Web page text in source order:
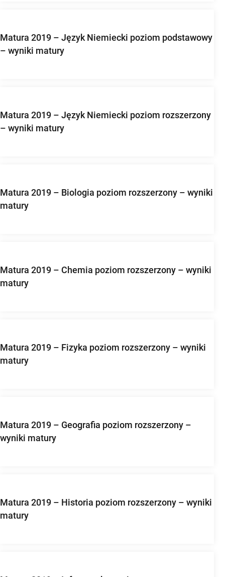
Matura 2019 – Język Niemiecki poziom podstawowy
– wyniki matury
Matura 2019 – Język Niemiecki poziom rozszerzony
– wyniki matury
Matura 2019 – Biologia poziom rozszerzony – wyniki
matury
Matura 2019 – Chemia poziom rozszerzony – wyniki
matury
Matura 2019 – Fizyka poziom rozszerzony – wyniki
matury
Matura 2019 – Geografia poziom rozszerzony –
wyniki matury
Matura 2019 – Historia poziom rozszerzony – wyniki
matury